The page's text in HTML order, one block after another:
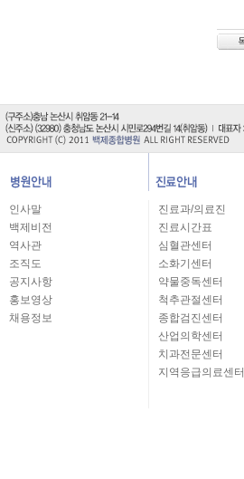
인사말
백제비전
역사관
조직도
공지사항
홍보영상
채용정보
진료과/의료진
진료시간표
심혈관센터
소화기센터
약물중독센터
척추관절센터
종합검진센터
산업의학센터
치과전문센터
지역응급의료센터